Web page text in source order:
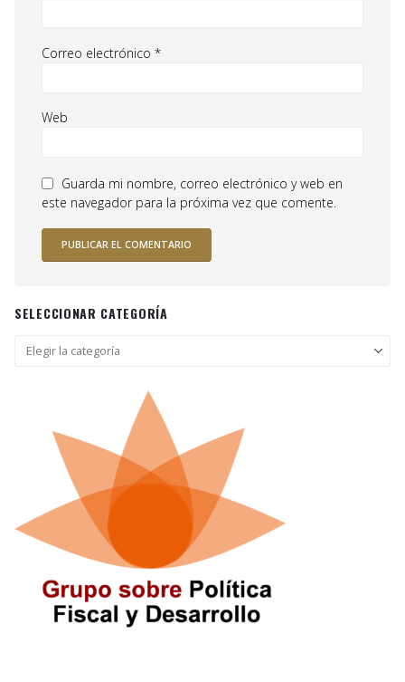
Correo electrónico *
Web
Guarda mi nombre, correo electrónico y web en
este navegador para la próxima vez que comente.
SELECCIONAR CATEGORÍA
Seleccionar
categoría